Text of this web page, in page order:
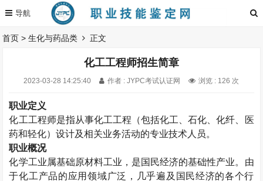
首页 >生化与药品类 正文
化工工程师招生简章
2023-03-28 14:25:40 作者 : JYPC考试认证网 浏览 : 126 次
职业定义
化工工程师是指从事化工工程（包括化工、石化、化纤、医
药和轻化）设计及相关业务活动的专业技术人员。
职业概况
化学工业属基础原材料工业，是国民经济的基础性产业。由
于化工产品的应用领域广泛，几乎遍及国民经济的各个行